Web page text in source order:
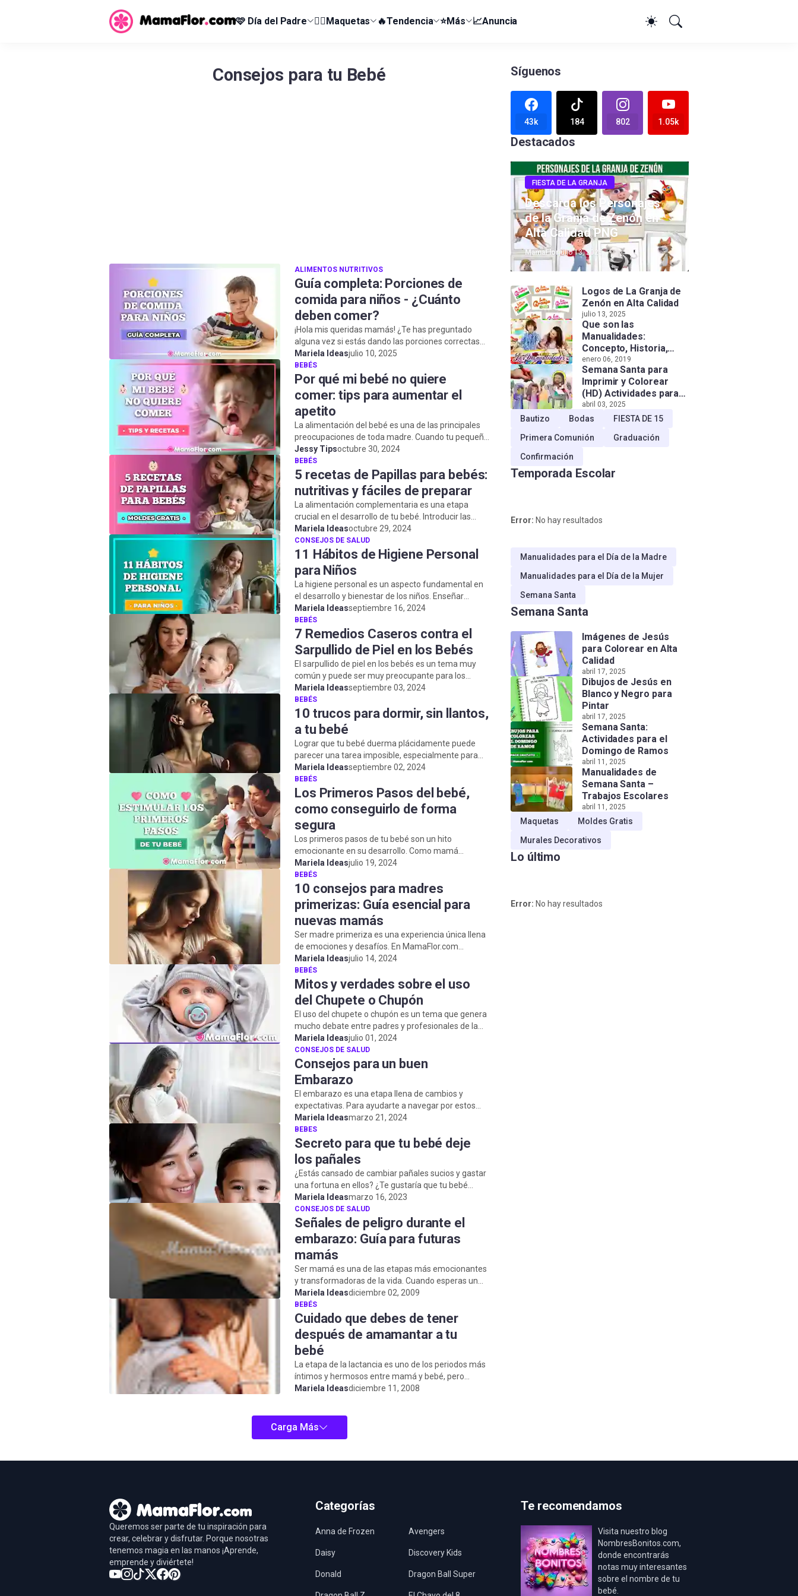
🩷 Día del Padre 👰‍♀️Maquetas 🔥Tendencia ⭐Más 📈Anuncia
Consejos para tu Bebé
ALIMENTOS NUTRITIVOS
Guía completa: Porciones de
comida para niños - ¿Cuánto
deben comer?
¡Hola mis queridas mamás! ¿Te has preguntado
alguna vez si estás dando las porciones correctas
de comida a tus hijos? Esta es una de ...
Mariela Ideasjulio 10, 2025
BEBÉS
Por qué mi bebé no quiere
comer: tips para aumentar el
apetito
La alimentación del bebé es una de las principales
preocupaciones de toda madre. Cuando tu pequeño
rechaza la comida, es importante mante...
Jessy Tipsoctubre 30, 2024
BEBÉS
5 recetas de Papillas para bebés:
nutritivas y fáciles de preparar
La alimentación complementaria es una etapa
crucial en el desarrollo de tu bebé. Introducir las
primeras papillas caseras no solo fortale...
Mariela Ideasoctubre 29, 2024
CONSEJOS DE SALUD
11 Hábitos de Higiene Personal
para Niños
La higiene personal es un aspecto fundamental en
el desarrollo y bienestar de los niños. Enseñar
buenos hábitos de higiene desde tempran...
Mariela Ideasseptiembre 16, 2024
BEBÉS
7 Remedios Caseros contra el
Sarpullido de Piel en los Bebés
El sarpullido de piel en los bebés es un tema muy
común y puede ser muy preocupante para los
padres. Sin embargo, antes de recurrir a reme...
Mariela Ideasseptiembre 03, 2024
BEBÉS
10 trucos para dormir, sin llantos,
a tu bebé
Lograr que tu bebé duerma plácidamente puede
parecer una tarea imposible, especialmente para
padres primerizos. En MamaFlor.com entendemo...
Mariela Ideasseptiembre 02, 2024
BEBÉS
Los Primeros Pasos del bebé,
como conseguirlo de forma
segura
Los primeros pasos de tu bebé son un hito
emocionante en su desarrollo. Como mamá
primeriza , es natural que estés ansiosa por ver a tu
...
Mariela Ideasjulio 19, 2024
BEBÉS
10 consejos para madres
primerizas: Guía esencial para
nuevas mamás
Ser madre primeriza es una experiencia única llena
de emociones y desafíos. En MamaFlor.com
Mariela Ideasjulio 14, 2024
BEBÉS
Mitos y verdades sobre el uso
del Chupete o Chupón
El uso del chupete o chupón es un tema que genera
mucho debate entre padres y profesionales de la
salud. En MamaFlor.com, queremos ayuda...
Mariela Ideasjulio 01, 2024
CONSEJOS DE SALUD
Consejos para un buen
Embarazo
El embarazo es una etapa llena de cambios y
expectativas. Para ayudarte a navegar por estos
meses tan especiales, hemos recopilado una serie...
Mariela Ideasmarzo 21, 2024
BEBES
Secreto para que tu bebé deje
los pañales
¿Estás cansado de cambiar pañales sucios y gastar
una fortuna en ellos? ¿Te gustaría que tu bebé
aprendiera a usar el baño como un niño gr...
Mariela Ideasmarzo 16, 2023
CONSEJOS DE SALUD
Señales de peligro durante el
embarazo: Guía para futuras
mamás
Ser mamá es una de las etapas más emocionantes
y transformadoras de la vida. Cuando esperas un
bebé, cada día trae sentimientos nuevos, sueñ...
Mariela Ideasdiciembre 02, 2009
BEBÉS
Cuidado que debes de tener
después de amamantar a tu
bebé
La etapa de la lactancia es uno de los periodos más
íntimos y hermosos entre mamá y bebé, pero
también requiere de cuidados especiales que ...
Mariela Ideasdiciembre 11, 2008
Carga Más
Síguenos
43k 184 802 1.05k
Destacados
FIESTA DE LA GRANJA
Descarga los Personajes
de la Granja de Zenón en
Alta Calidad PNG
MamaFlorjulio 13, 2025
Logos de La Granja de
Zenón en Alta Calidad
julio 13, 2025
Que son las
Manualidades:
Concepto, Historia,
Tipos e Importancia
enero 06, 2019
Semana Santa para
Imprimir y Colorear
(HD) Actividades para
Niños!
abril 03, 2025
Bautizo Bodas
FIESTA DE 15
Primera Comunión
Graduación
Confirmación
Temporada Escolar
Error: No hay resultados
Manualidades para el Día de la Madre
Manualidades para el Día de la Mujer
Semana Santa
Semana Santa
Imágenes de Jesús
para Colorear en Alta
Calidad
abril 17, 2025
Dibujos de Jesús en
Blanco y Negro para
Pintar
abril 17, 2025
Semana Santa:
Actividades para el
Domingo de Ramos
abril 11, 2025
Manualidades de
Semana Santa –
Trabajos Escolares
abril 11, 2025
Maquetas
Moldes Gratis
Murales Decorativos
Lo último
Error: No hay resultados
Queremos ser parte de tu inspiración para
crear, celebrar y disfrutar. Porque nosotras
tenemos magia en las manos ¡Aprende,
emprende y diviértete!
Categorías
Anna de Frozen Avengers
Daisy Discovery Kids
Donald Dragon Ball Super
Te recomendamos
Visita nuestro blog
NombresBonitos.com,
donde encontrarás
notas muy interesantes
sobre el nombre de tu
bebé.